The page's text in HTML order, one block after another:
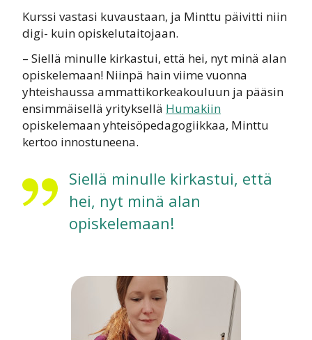
Kurssi vastasi kuvaustaan, ja Minttu päivitti niin
digi- kuin opiskelutaitojaan.
– Siellä minulle kirkastui, että hei, nyt minä alan
opiskelemaan! Niinpä hain viime vuonna
yhteishaussa ammattikorkeakouluun ja pääsin
ensimmäisellä yrityksellä Humakiin
opiskelemaan yhteisöpedagogiikkaa, Minttu
kertoo innostuneena.
Siellä minulle kirkastui, että
hei, nyt minä alan
opiskelemaan!